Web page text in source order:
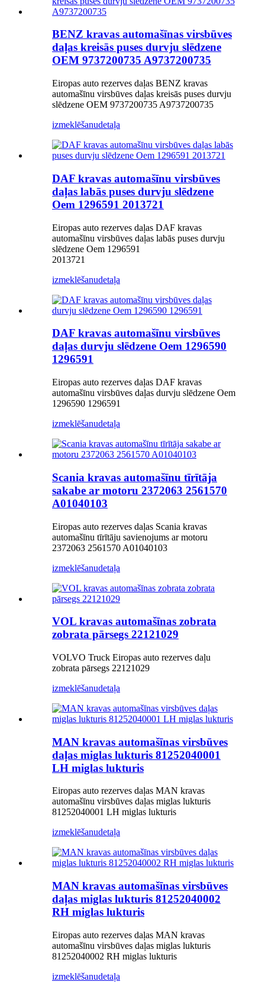
BENZ kravas automašīnas virsbūves
daļas kreisās puses durvju slēdzene
OEM 9737200735 A9737200735
Eiropas auto rezerves daļas BENZ kravas
automašīnu virsbūves daļas kreisās puses durvju
slēdzene OEM 9737200735 A9737200735
izmeklēšanudetaļa
DAF kravas automašīnu virsbūves
daļas labās puses durvju slēdzene
Oem 1296591 2013721
Eiropas auto rezerves daļas DAF kravas
automašīnu virsbūves daļas labās puses durvju
slēdzene Oem 1296591
2013721
izmeklēšanudetaļa
DAF kravas automašīnu virsbūves
daļas durvju slēdzene Oem 1296590
1296591
Eiropas auto rezerves daļas DAF kravas
automašīnu virsbūves daļas durvju slēdzene Oem
1296590 1296591
izmeklēšanudetaļa
Scania kravas automašīnu tīrītāja
sakabe ar motoru 2372063 2561570
A01040103
Eiropas auto rezerves daļas Scania kravas
automašīnu tīrītāju savienojums ar motoru
2372063 2561570 A01040103
izmeklēšanudetaļa
VOL kravas automašīnas zobrata
zobrata pārsegs 22121029
VOLVO Truck Eiropas auto rezerves daļu
zobrata pārsegs 22121029
izmeklēšanudetaļa
MAN kravas automašīnas virsbūves
daļas miglas lukturis 81252040001
LH miglas lukturis
Eiropas auto rezerves daļas MAN kravas
automašīnu virsbūves daļas miglas lukturis
81252040001 LH miglas lukturis
izmeklēšanudetaļa
MAN kravas automašīnas virsbūves
daļas miglas lukturis 81252040002
RH miglas lukturis
Eiropas auto rezerves daļas MAN kravas
automašīnu virsbūves daļas miglas lukturis
81252040002 RH miglas lukturis
izmeklēšanudetaļa